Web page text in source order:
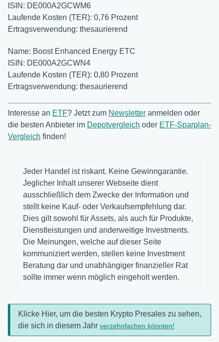
ISIN: DE000A2GCWM6
Laufende Kosten (TER): 0,76 Prozent
Ertragsverwendung: thesaurierend
Name: Boost Enhanced Energy ETC
ISIN: DE000A2GCWN4
Laufende Kosten (TER): 0,80 Prozent
Ertragsverwendung: thesaurierend
Interesse an ETF? Jetzt zum Newsletter anmelden oder
die besten Anbieter im Depotvergleich oder ETF-Sparplan-
Vergleich finden!
Jeder Handel ist riskant. Keine Gewinngarantie.
Jeglicher Inhalt unserer Webseite dient
ausschließlich dem Zwecke der Information und
stellt keine Kauf- oder Verkaufsempfehlung dar.
Dies gilt sowohl für Assets, als auch für Produkte,
Dienstleistungen und anderweitige Investments.
Die Meinungen, welche auf dieser Seite
kommuniziert werden, stellen keine Investment
Beratung dar und unabhängiger finanzieller Rat
sollte immer wenn möglich eingeholt werden.
Klicke Hier, um die besten Krypto Presales zu sehen,
die sich in diesem Jahr verzehnfachen könnten!